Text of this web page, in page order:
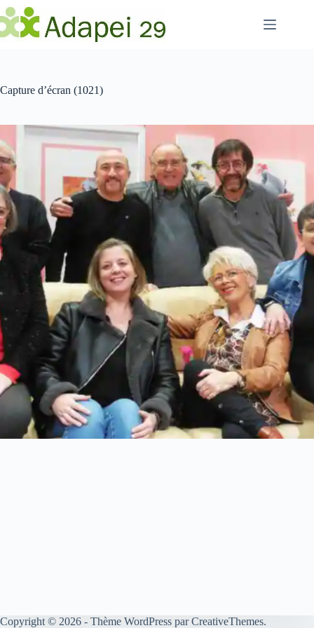
Passer
au
contenu
Capture d’écran (1021)
Copyright © 2026 - Thème WordPress parCreativeThemes.